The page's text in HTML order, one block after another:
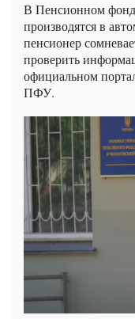
В Пенсионном
производятся в
пенсионер
проверить
официальном
ПФУ.